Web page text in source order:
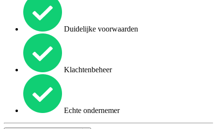
Duidelijke voorwaarden
Klachtenbeheer
Echte ondernemer